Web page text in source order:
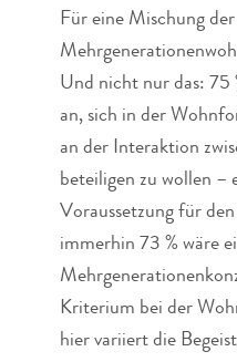
Für eine Mischung
Und nicht nur das: 75
an, sich in der
an der Interaktion
beteiligen zu wollen –
Voraussetzung für
immerhin 73 % wäre
Kriterium bei der
hier variiert die